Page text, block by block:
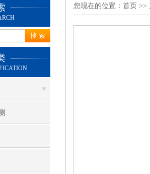
您现在的位置： 首页 >>